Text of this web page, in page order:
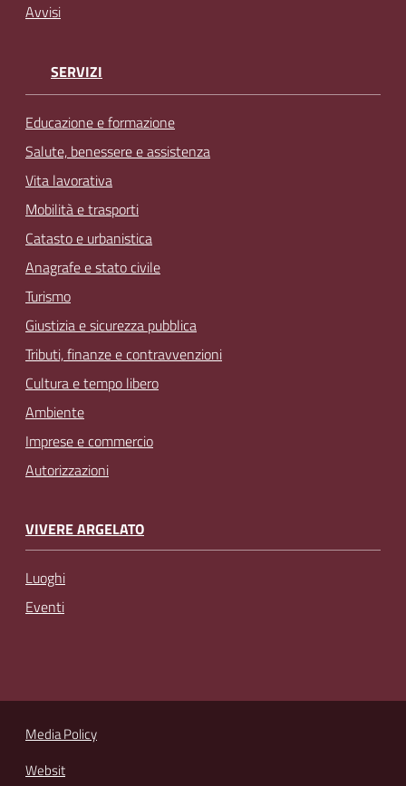
Avvisi
SERVIZI
Educazione e formazione
Salute, benessere e assistenza
Vita lavorativa
Mobilità e trasporti
Catasto e urbanistica
Anagrafe e stato civile
Turismo
Giustizia e sicurezza pubblica
Tributi, finanze e contravvenzioni
Cultura e tempo libero
Ambiente
Imprese e commercio
Autorizzazioni
VIVERE ARGELATO
Luoghi
Eventi
Media Policy
Websit